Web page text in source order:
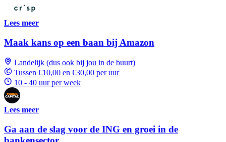
Lees meer
Maak kans op een baan bij Amazon
Landelijk (dus ook bij jou in de buurt)
Tussen €10,00 en €30,00 per uur
10 - 40 uur per week
Lees meer
Ga aan de slag voor de ING en groei in de